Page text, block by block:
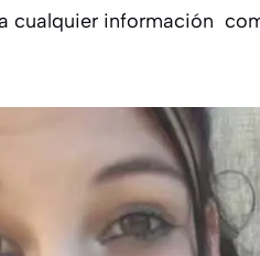
cualquier información